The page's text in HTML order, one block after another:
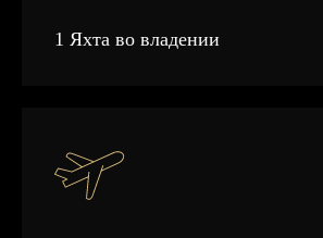
1 Яхта во владении